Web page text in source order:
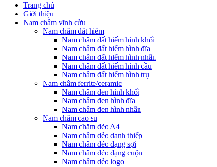
Trang chủ
Giới thiệu
Nam châm vĩnh cửu
Nam châm đất hiếm
Nam châm đất hiếm hình khối
Nam châm đất hiếm hình đĩa
Nam châm đất hiếm hình nhẫn
Nam châm đất hiếm hình cầu
Nam châm đất hiếm hình trụ
Nam châm ferrite/ceramic
Nam châm đen hình khối
Nam châm đen hình đĩa
Nam châm đen hình nhẫn
Nam châm cao su
Nam châm dẻo A4
Nam châm dẻo danh thiếp
Nam châm dẻo dạng sợi
Nam châm dẻo dạng cuộn
Nam châm dẻo logo